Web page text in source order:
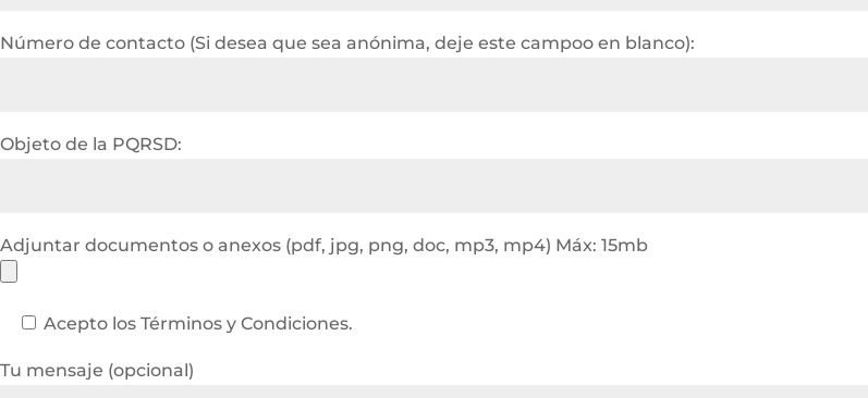
Número de contacto (Si desea que sea anónima, deje este campoo en blanco):
Objeto de la PQRSD:
Adjuntar documentos o anexos (pdf, jpg, png, doc, mp3, mp4) Máx: 15mb
Acepto los Términos y Condiciones.
Tu mensaje (opcional)